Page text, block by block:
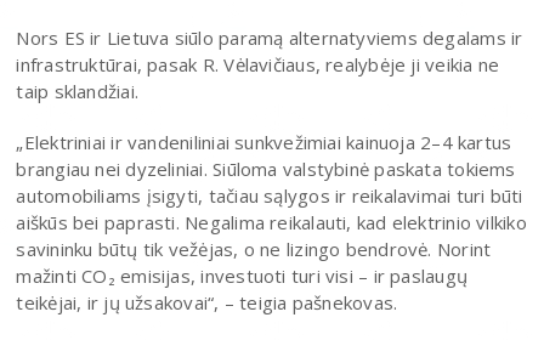
Nors ES ir Lietuva siūlo paramą alternatyviems degalams ir
infrastruktūrai, pasak R. Vėlavičiaus, realybėje ji veikia ne
taip sklandžiai.
„Elektriniai ir vandeniliniai sunkvežimiai kainuoja 2–4 kartus
brangiau nei dyzeliniai. Siūloma valstybinė paskata tokiems
automobiliams įsigyti, tačiau sąlygos ir reikalavimai turi būti
aiškūs bei paprasti. Negalima reikalauti, kad elektrinio vilkiko
savininku būtų tik vežėjas, o ne lizingo bendrovė. Norint
mažinti CO₂ emisijas, investuoti turi visi – ir paslaugų
teikėjai, ir jų užsakovai“, – teigia pašnekovas.